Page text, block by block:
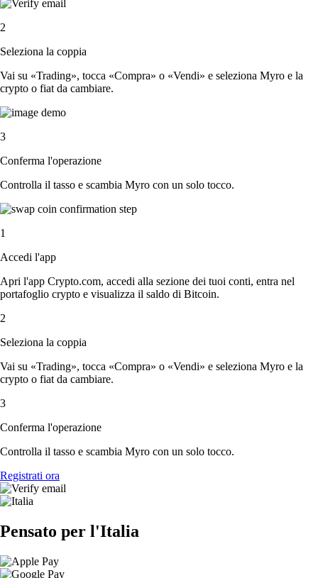
2
Seleziona la coppia
Vai su «Trading», tocca «Compra» o «Vendi» e seleziona Myro e la
crypto o fiat da cambiare.
3
Conferma l'operazione
Controlla il tasso e scambia Myro con un solo tocco.
1
Accedi l'app
Apri l'app Crypto.com, accedi alla sezione dei tuoi conti, entra nel
portafoglio crypto e visualizza il saldo di Bitcoin.
2
Seleziona la coppia
Vai su «Trading», tocca «Compra» o «Vendi» e seleziona Myro e la
crypto o fiat da cambiare.
3
Conferma l'operazione
Controlla il tasso e scambia Myro con un solo tocco.
Registrati ora
Pensato per l'Italia